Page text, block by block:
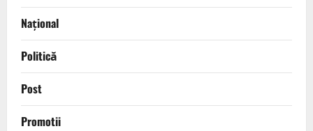
Național
Politică
Post
Promotii